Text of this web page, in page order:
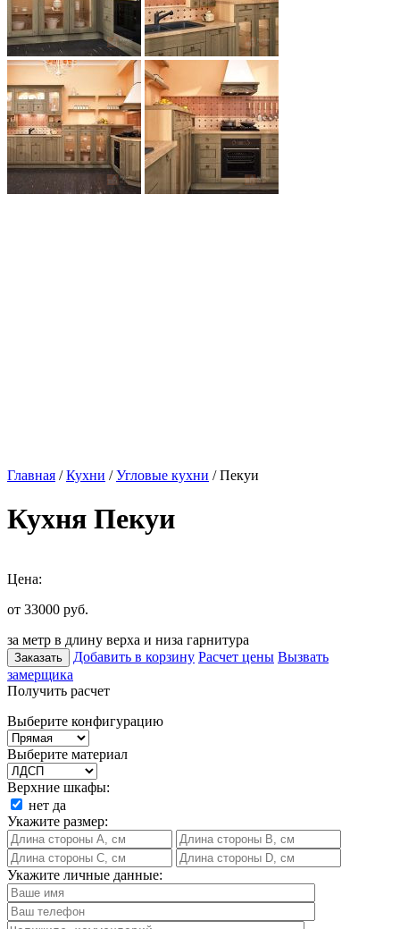
Главная /Кухни /Угловые кухни / Пекуи
Кухня Пекуи
Цена:
от 33000 руб.
за метр в длину верха и низа гарнитура
Заказать Добавить в корзину Расчет цены Вызвать
замерщика
Получить расчет
Выберите конфигурацию
Выберите материал
Верхние шкафы:
нет да
Укажите размер:
Укажите личные данные: